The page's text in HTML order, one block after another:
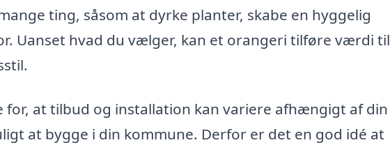
ting, såsom at dyrke planter, skabe en hyggelig
Uanset hvad du vælger, kan et orangeri tilføre værdi til
for, at tilbud og installation kan variere afhængigt af din
at bygge i din kommune. Derfor er det en god idé at